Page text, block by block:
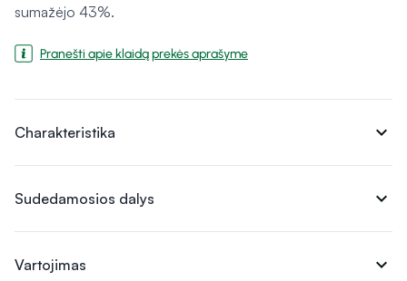
sumažėjo 43%.
Pranešti apie klaidą prekės aprašyme
Charakteristika expand_more
Sudedamosios dalys expand_more
Vartojimas expand_more